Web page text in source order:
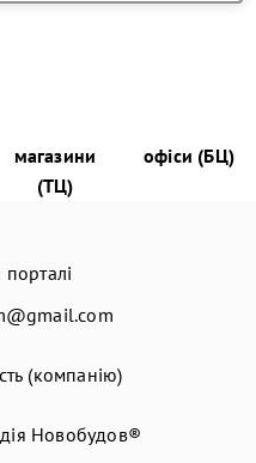
магазини
(ТЦ)
офіси (БЦ)
(компанію)
Новобудов®